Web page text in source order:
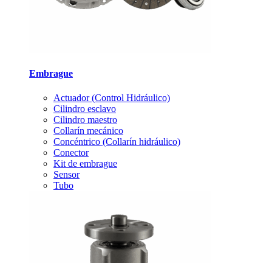
Embrague
Actuador (Control Hidráulico)
Cilindro esclavo
Cilindro maestro
Collarín mecánico
Concéntrico (Collarín hidráulico)
Conector
Kit de embrague
Sensor
Tubo